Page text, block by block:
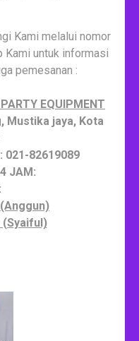
Kami melalui nomor
Kami untuk informasi
pemesanan :
EQUIPMENT
Mustika jaya, Kota
021-82619089
JAM:
(Syaiful)